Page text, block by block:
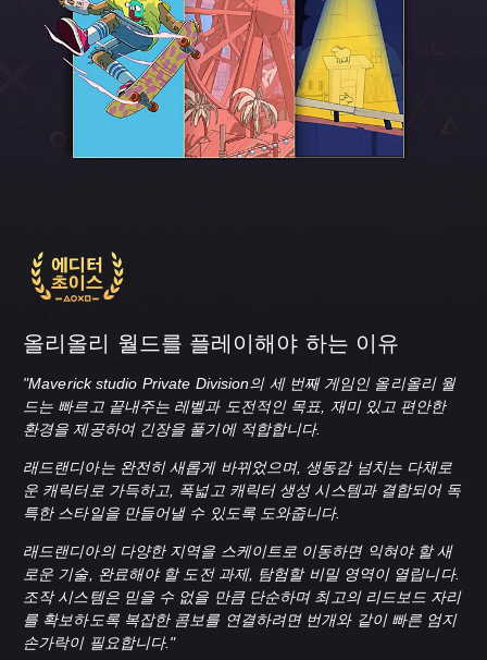
올리올리 월드를 플레이해야 하는 이유
"Maverick studio Private Division의 세 번째 게임인 올리올리 월
드는 빠르고 끝내주는 레벨과 도전적인 목표, 재미 있고 편안한
환경을 제공하여 긴장을 풀기에 적합합니다.
래드랜디아는 완전히 새롭게 바뀌었으며, 생동감 넘치는 다채로
운 캐릭터로 가득하고, 폭넓고 캐릭터 생성 시스템과 결합되어 독
특한 스타일을 만들어낼 수 있도록 도와줍니다.
래드랜디아의 다양한 지역을 스케이트로 이동하면 익혀야 할 새
로운 기술, 완료해야 할 도전 과제, 탐험할 비밀 영역이 열립니다.
조작 시스템은 믿을 수 없을 만큼 단순하며 최고의 리드보드 자리
를 확보하도록 복잡한 콤보를 연결하려면 번개와 같이 빠른 엄지
손가락이 필요합니다."